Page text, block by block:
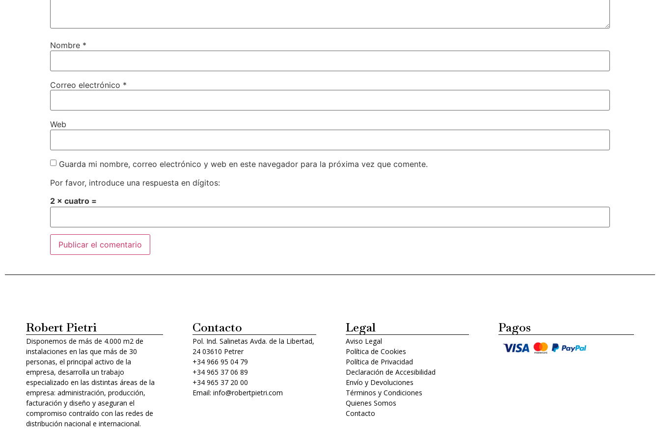
Nombre *
Correo electrónico *
Web
Guarda mi nombre, correo electrónico y web en este navegador para la próxima vez que comente.
Por favor, introduce una respuesta en dígitos:
2 × cuatro =
Robert Pietri
Disponemos de más de 4.000 m2 de
instalaciones en las que más de 30
personas, el principal activo de la
empresa, desarrolla un trabajo
especializado en las distintas áreas de la
empresa: administración, producción,
facturación y diseño y aseguran el
compromiso contraído con las redes de
distribución nacional e internacional.
Contacto
Pol. Ind. Salinetas Avda. de la Libertad,
24 03610 Petrer
+34 966 95 04 79
+34 965 37 06 89
+34 965 37 20 00
Email: info@robertpietri.com
Legal
Aviso Legal
Política de Cookies
Política de Privacidad
Declaración de Accesibilidad
Envío y Devoluciones
Términos y Condiciones
Quienes Somos
Contacto
Pagos